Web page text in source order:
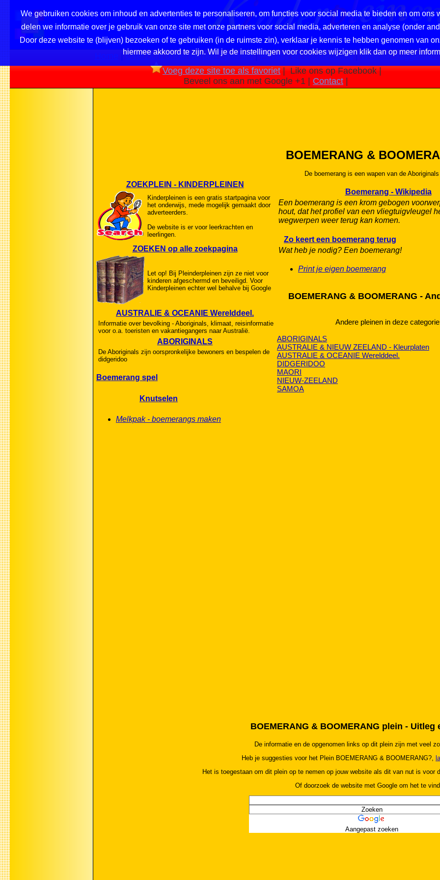
We gebruiken cookies om inhoud en advertenties te personaliseren, om functies voor social media te bieden en om ons
delen we informatie over je gebruik van onze site met onze partners voor social media, adverteren en analyse (onder
Door deze website te (blijven) bezoeken of te gebruiken (in de ruimste zin), verklaar je kennis te hebben genomen van
hiermee akkoord te zijn. Wil je de instellingen voor cookies wijzigen klik dan op meer
|Overzicht onderwerpen / pleinen|Privacy en cookiebeleid|Website suggestie?
Voeg deze site toe als favoriet|Like ons op Facebook |
Beveel ons aan met Google +1 | Contact
BOEMERANG &
De boemerang is een wapen van de Aboriginals
ZOEKPLEIN - KINDERPLEINEN
Kinderpleinen is een gratis startpagina voor
het onderwijs, mede mogelijk gemaakt door
adverteerders.
De website is er voor leerkrachten en
leerlingen.
ZOEKEN op alle zoekpagina
Let op! Bij Pleinderpleinen zijn ze niet voor
kinderen afgeschermd en beveiligd. Voor
Kinderpleinen echter wel behalve bij Google
AUSTRALIE & OCEANIE Werelddeel.
Informatie over bevolking - Aboriginals, klimaat, reisinformatie
voor o.a. toeristen en vakantiegangers naar Australië.
ABORIGINALS
De Aboriginals zijn oorspronkelijke bewoners en bespelen de
didgeridoo
Boemerang spel
Knutselen
Melkpak - boemerangs maken
Boemerang - Wikipedia
Een boemerang is een krom gebogen
hout, dat het profiel van een vliegtuigvleugel
wegwerpen weer terug kan komen.
Zo keert een boemerang terug
Wat heb je nodig? Een boemerang!
Print je eigen boemerang
BOEMERANG & BOOMERANG -
Andere pleinen in deze
ABORIGINALS
AUSTRALIE & NIEUW ZEELAND - Kleurplaten
AUSTRALIE & OCEANIE Werelddeel.
DIDGERIDOO
MAORI
NIEUW-ZEELAND
SAMOA
BOEMERANG & BOOMERANG plein - Uitleg
De informatie en de opgenomen links op dit plein zijn met veel
Heb je suggesties voor het Plein BOEMERANG & BOOMERANG?,
Het is toegestaan om dit plein op te nemen op jouw website als dit van nut is voor
Of doorzoek de website met Google om het te
Aangepast zoeken